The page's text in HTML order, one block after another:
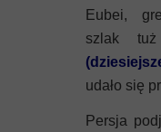
Eubei,
szlak
udało się
Persja